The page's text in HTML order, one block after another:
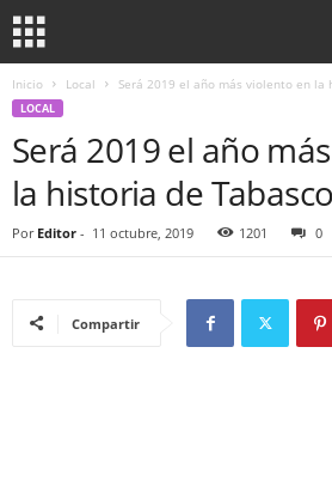
Inicio Local Será 2019 el año más violento en la
LOCAL
Será 2019 el año
la historia de Tabasco
Por Editor - 11 octubre, 2019 1201 0
Compartir